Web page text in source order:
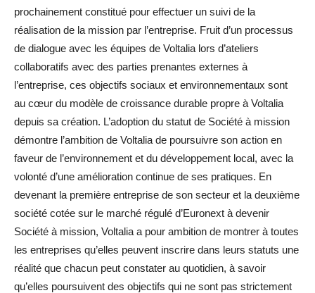
prochainement constitué pour effectuer un suivi de la
réalisation de la mission par l’entreprise. Fruit d’un processus
de dialogue avec les équipes de Voltalia lors d’ateliers
collaboratifs avec des parties prenantes externes à
l’entreprise, ces objectifs sociaux et environnementaux sont
au cœur du modèle de croissance durable propre à Voltalia
depuis sa création. L’adoption du statut de Société à mission
démontre l’ambition de Voltalia de poursuivre son action en
faveur de l’environnement et du développement local, avec la
volonté d’une amélioration continue de ses pratiques. En
devenant la première entreprise de son secteur et la deuxième
société cotée sur le marché régulé d’Euronext à devenir
Société à mission, Voltalia a pour ambition de montrer à toutes
les entreprises qu’elles peuvent inscrire dans leurs statuts une
réalité que chacun peut constater au quotidien, à savoir
qu’elles poursuivent des objectifs qui ne sont pas strictement